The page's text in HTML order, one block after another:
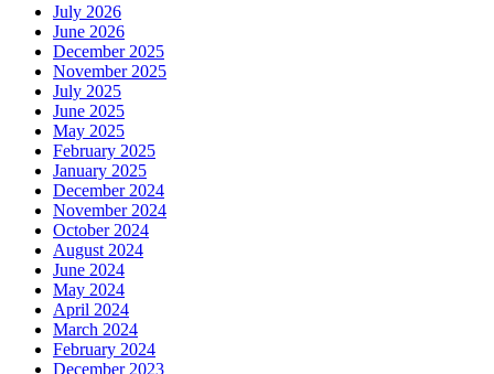
July 2026
June 2026
December 2025
November 2025
July 2025
June 2025
May 2025
February 2025
January 2025
December 2024
November 2024
October 2024
August 2024
June 2024
May 2024
April 2024
March 2024
February 2024
December 2023